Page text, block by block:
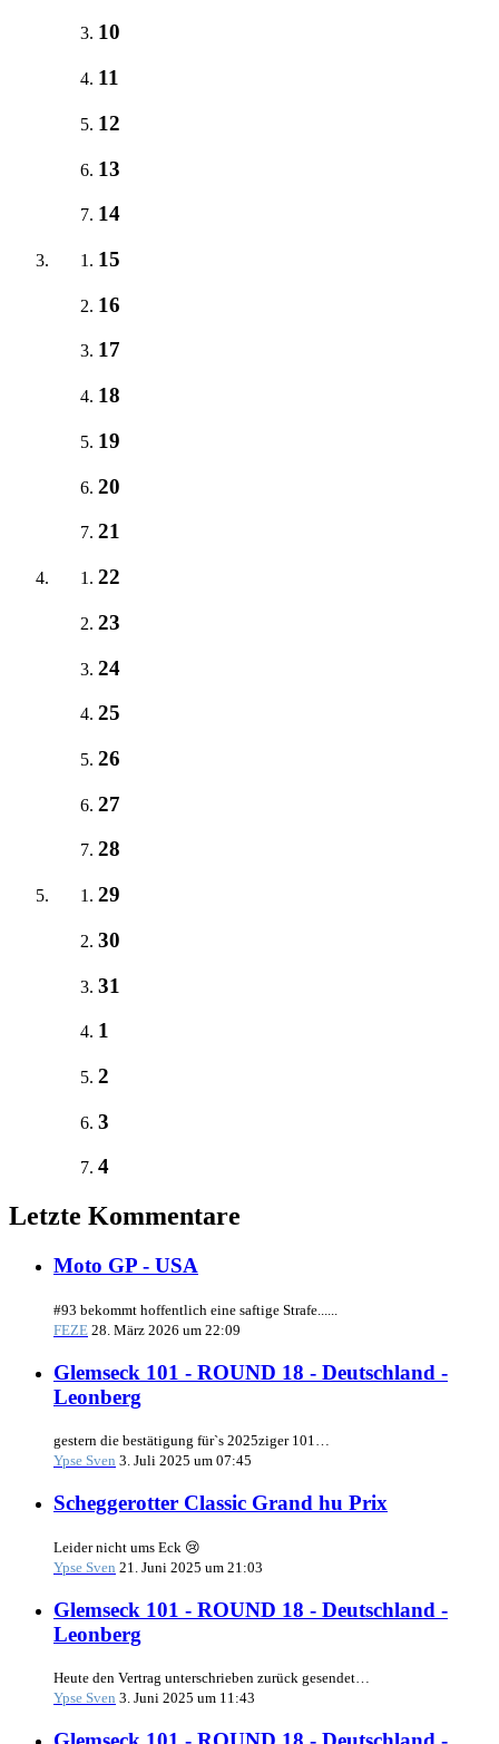
10
11
12
13
14
15
16
17
18
19
20
21
22
23
24
25
26
27
28
29
30
31
1
2
3
4
Letzte Kommentare
Moto GP - USA
#93 bekommt hoffentlich eine saftige Strafe......
FEZE 28. März 2026 um 22:09
Glemseck 101 - ROUND 18 - Deutschland -
Leonberg
gestern die bestätigung für`s 2025ziger 101…
Ypse Sven 3. Juli 2025 um 07:45
Scheggerotter Classic Grand hu Prix
Leider nicht ums Eck 😢
Ypse Sven 21. Juni 2025 um 21:03
Glemseck 101 - ROUND 18 - Deutschland -
Leonberg
Heute den Vertrag unterschrieben zurück gesendet…
Ypse Sven 3. Juni 2025 um 11:43